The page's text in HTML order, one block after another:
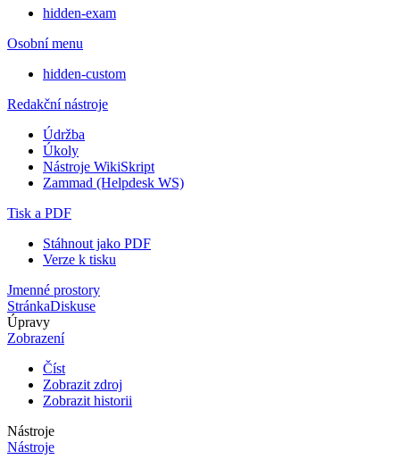
hidden-exam
Osobní menu
hidden-custom
Redakční nástroje
Údržba
Úkoly
Nástroje WikiSkript
Zammad (Helpdesk WS)
Tisk a PDF
Stáhnout jako PDF
Verze k tisku
Jmenné prostory
StránkaDiskuse
Úpravy
Zobrazení
Číst
Zobrazit zdroj
Zobrazit historii
Nástroje
Nástroje